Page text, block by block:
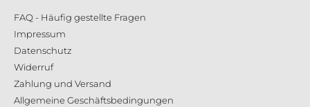
FAQ - Häufig gestellte Fragen
Impressum
Datenschutz
Widerruf
Zahlung und Versand
Allgemeine Geschäftsbedingungen